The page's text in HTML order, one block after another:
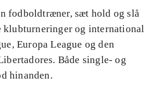
fodboldtræner, sæt hold og slå
klubturneringer og international
Europa League og den
Både single- og
hinanden.